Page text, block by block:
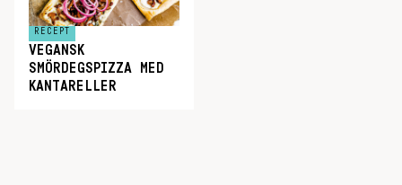
RECEPT
VEGANSK
SMÖRDEGSPIZZA MED
KANTARELLER